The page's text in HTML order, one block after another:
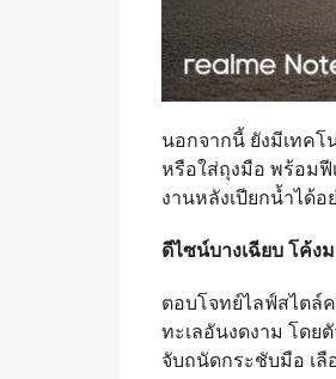
นอกจากนี้ ยังมีเทค
หรือใส่ถุงมือ พร้อม
งานหลังเปียกน้ำได้อ
ดีไซน์บางเฉียบ โค้
ตอบโจทย์ไลฟ์สไตล์
ทะเลอันงดงาม โดย
จับถนัดกระชับมือ เลื